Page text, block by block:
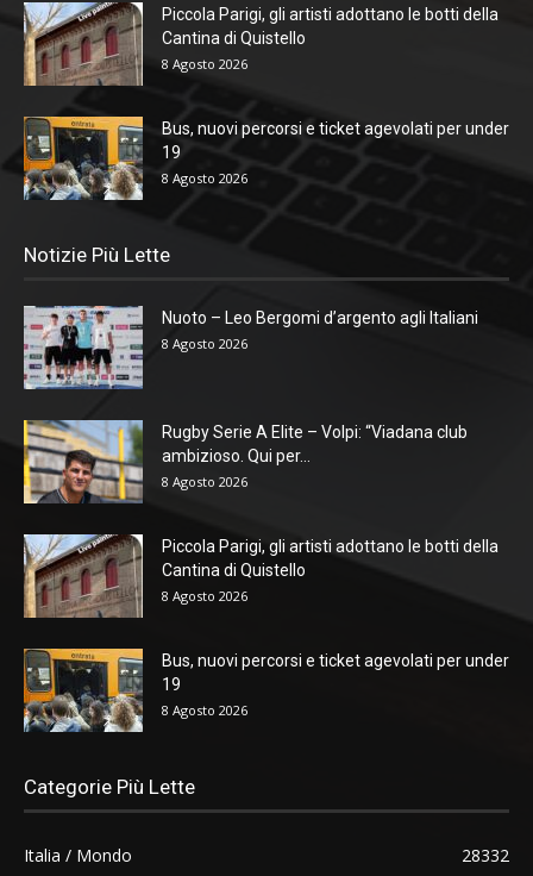
Piccola Parigi, gli artisti adottano le botti della
Cantina di Quistello
8 Agosto 2026
Bus, nuovi percorsi e ticket agevolati per under
19
8 Agosto 2026
Notizie Più Lette
Nuoto – Leo Bergomi d’argento agli Italiani
8 Agosto 2026
Rugby Serie A Elite – Volpi: “Viadana club
ambizioso. Qui per...
8 Agosto 2026
Piccola Parigi, gli artisti adottano le botti della
Cantina di Quistello
8 Agosto 2026
Bus, nuovi percorsi e ticket agevolati per under
19
8 Agosto 2026
Categorie Più Lette
Italia / Mondo
28332